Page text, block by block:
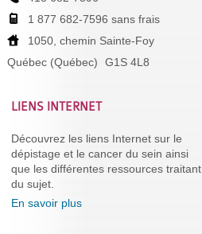
1 877 682-7596 sans frais
1050, chemin Sainte-Foy
Québec (Québec)
G1S 4L8
LIENS INTERNET
Découvrez les liens Internet sur le
dépistage et le cancer du sein ainsi
que les différentes ressources traitant
du sujet.
En savoir plus